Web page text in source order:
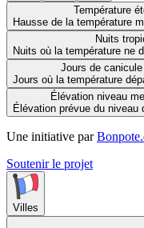
Température
Hausse de la température
Nuits
Nuits où la température ne
Jours de canicule
Jours où la température
Élévation niveau
Élévation prévue du niveau
Une initiative par
Soutenir le projet
Villes